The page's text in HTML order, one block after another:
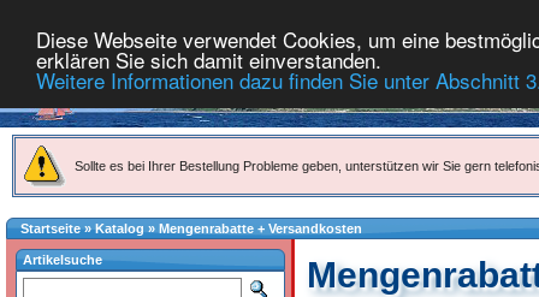
Diese Webseite verwendet Cookies, um eine
erklären Sie sich damit einverstanden.
Weitere Informationen dazu finden Sie unter Abschnitt
Sollte es bei Ihrer Bestellung Probleme geben, unterstützen wir Sie gern
Startseite»Katalog » Mengenrabatte + Versandkosten
Artikelsuche